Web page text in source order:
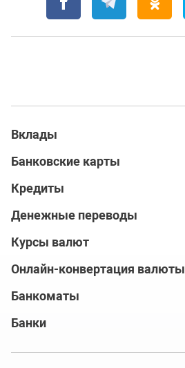
Вклады
Банковские карты
Кредиты
Денежные переводы
Курсы валют
Онлайн-конвертация валюты
Банкоматы
Банки